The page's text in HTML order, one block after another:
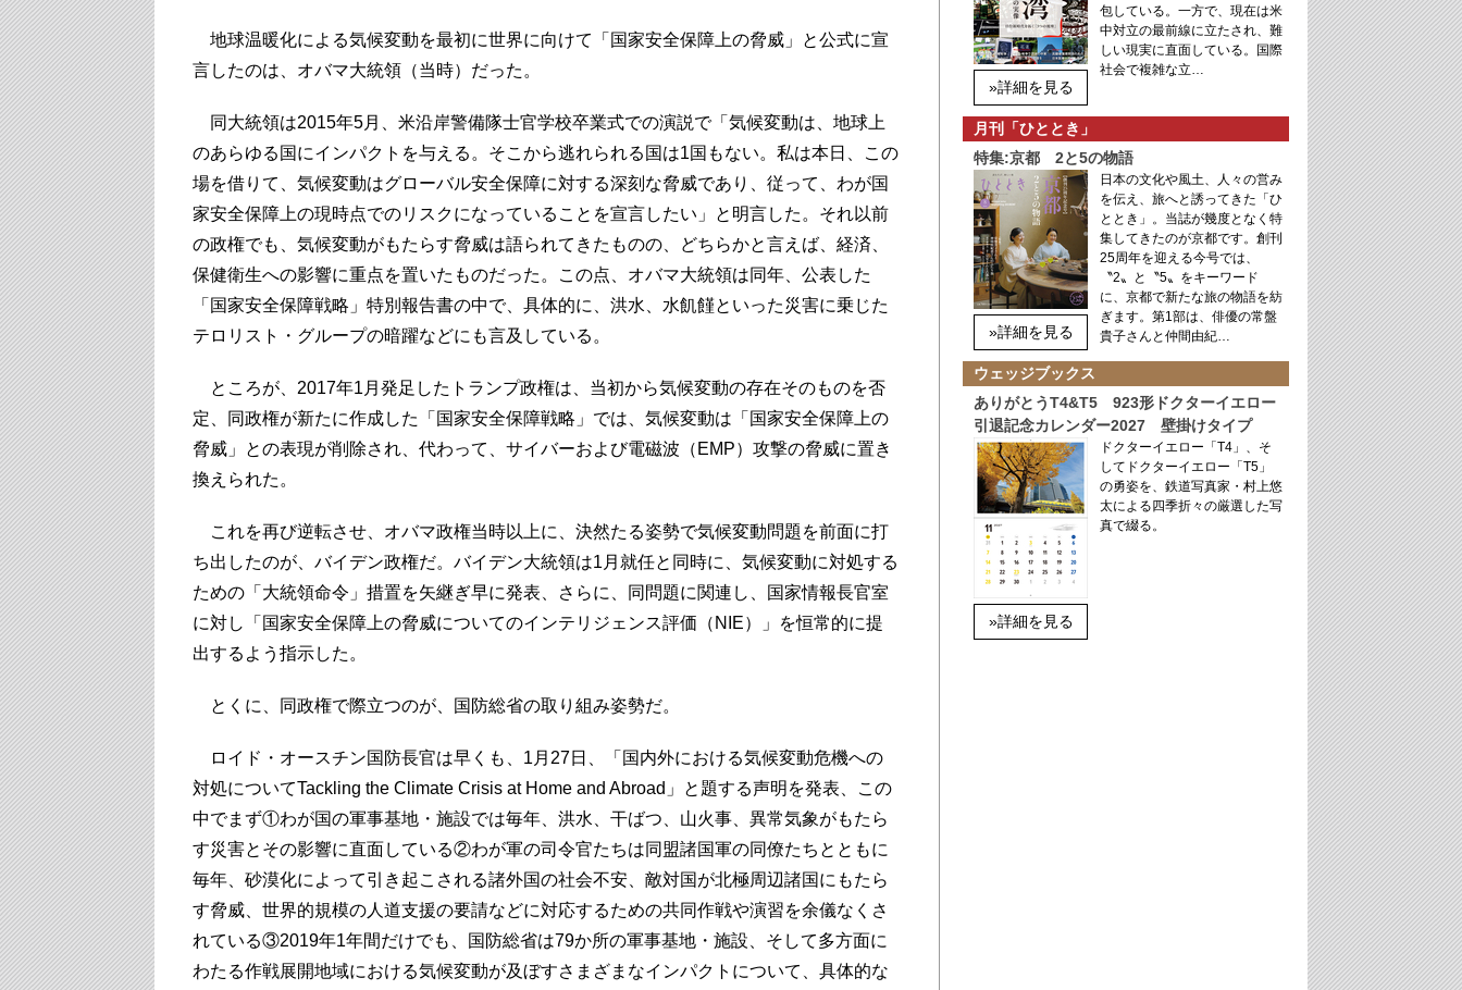
地球温暖化による気候変動を最初に世界に向けて「国家安全保障上の脅威」と公式に宣
言したのは、オバマ大統領（当時）だった。
同大統領は2015年5月、米沿岸警備隊士官学校卒業式での演説で「気候変動は、地球上
のあらゆる国にインパクトを与える。そこから逃れられる国は1国もない。私は本日、この
場を借りて、気候変動はグローバル安全保障に対する深刻な脅威であり、従って、わが国
家安全保障上の現時点でのリスクになっていることを宣言したい」と明言した。それ以前
の政権でも、気候変動がもたらす脅威は語られてきたものの、どちらかと言えば、経済、
保健衛生への影響に重点を置いたものだった。この点、オバマ大統領は同年、公表した
「国家安全保障戦略」特別報告書の中で、具体的に、洪水、水飢饉といった災害に乗じた
テロリスト・グループの暗躍などにも言及している。
ところが、2017年1月発足したトランプ政権は、当初から気候変動の存在そのものを否
定、同政権が新たに作成した「国家安全保障戦略」では、気候変動は「国家安全保障上の
脅威」との表現が削除され、代わって、サイバーおよび電磁波（EMP）攻撃の脅威に置き
換えられた。
これを再び逆転させ、オバマ政権当時以上に、決然たる姿勢で気候変動問題を前面に打
ち出したのが、バイデン政権だ。バイデン大統領は1月就任と同時に、気候変動に対処する
ための「大統領命令」措置を矢継ぎ早に発表、さらに、同問題に関連し、国家情報長官室
に対し「国家安全保障上の脅威についてのインテリジェンス評価（NIE）」を恒常的に提
出するよう指示した。
とくに、同政権で際立つのが、国防総省の取り組み姿勢だ。
ロイド・オースチン国防長官は早くも、1月27日、「国内外における気候変動危機への
対処についてTackling the Climate Crisis at Home and Abroad」と題する声明を発表、この
中でまず①わが国の軍事基地・施設では毎年、洪水、干ばつ、山火事、異常気象がもたら
す災害とその影響に直面している②わが軍の司令官たちは同盟諸国軍の同僚たちとともに
毎年、砂漠化によって引き起こされる諸外国の社会不安、敵対国が北極周辺諸国にもたら
す脅威、世界的規模の人道支援の要請などに対応するための共同作戦や演習を余儀なくさ
れている③2019年1年間だけでも、国防総省は79か所の軍事基地・施設、そして多方面に
わたる作戦展開地域における気候変動が及ぼすさまざまなインパクトについて、具体的な
»詳細を見る
包している。一方で、現在は米
中対立の最前線に立たされ、難
しい現実に直面している。国際
社会で複雑な立…
月刊「ひととき」
特集:京都 2と5の物語
»詳細を見る
日本の文化や風土、人々の営み
を伝え、旅へと誘ってきた「ひ
ととき」。当誌が幾度となく特
集してきたのが京都です。創刊
25周年を迎える今号では、
〝2〟と〝5〟をキーワード
に、京都で新たな旅の物語を紡
ぎます。第1部は、俳優の常盤
貴子さんと仲間由紀…
ウェッジブックス
ありがとうT4&T5 923形ドクターイエロー
引退記念カレンダー2027 壁掛けタイプ
»詳細を見る
ドクターイエロー「T4」、そ
してドクターイエロー「T5」
の勇姿を、鉄道写真家・村上悠
太による四季折々の厳選した写
真で綴る。